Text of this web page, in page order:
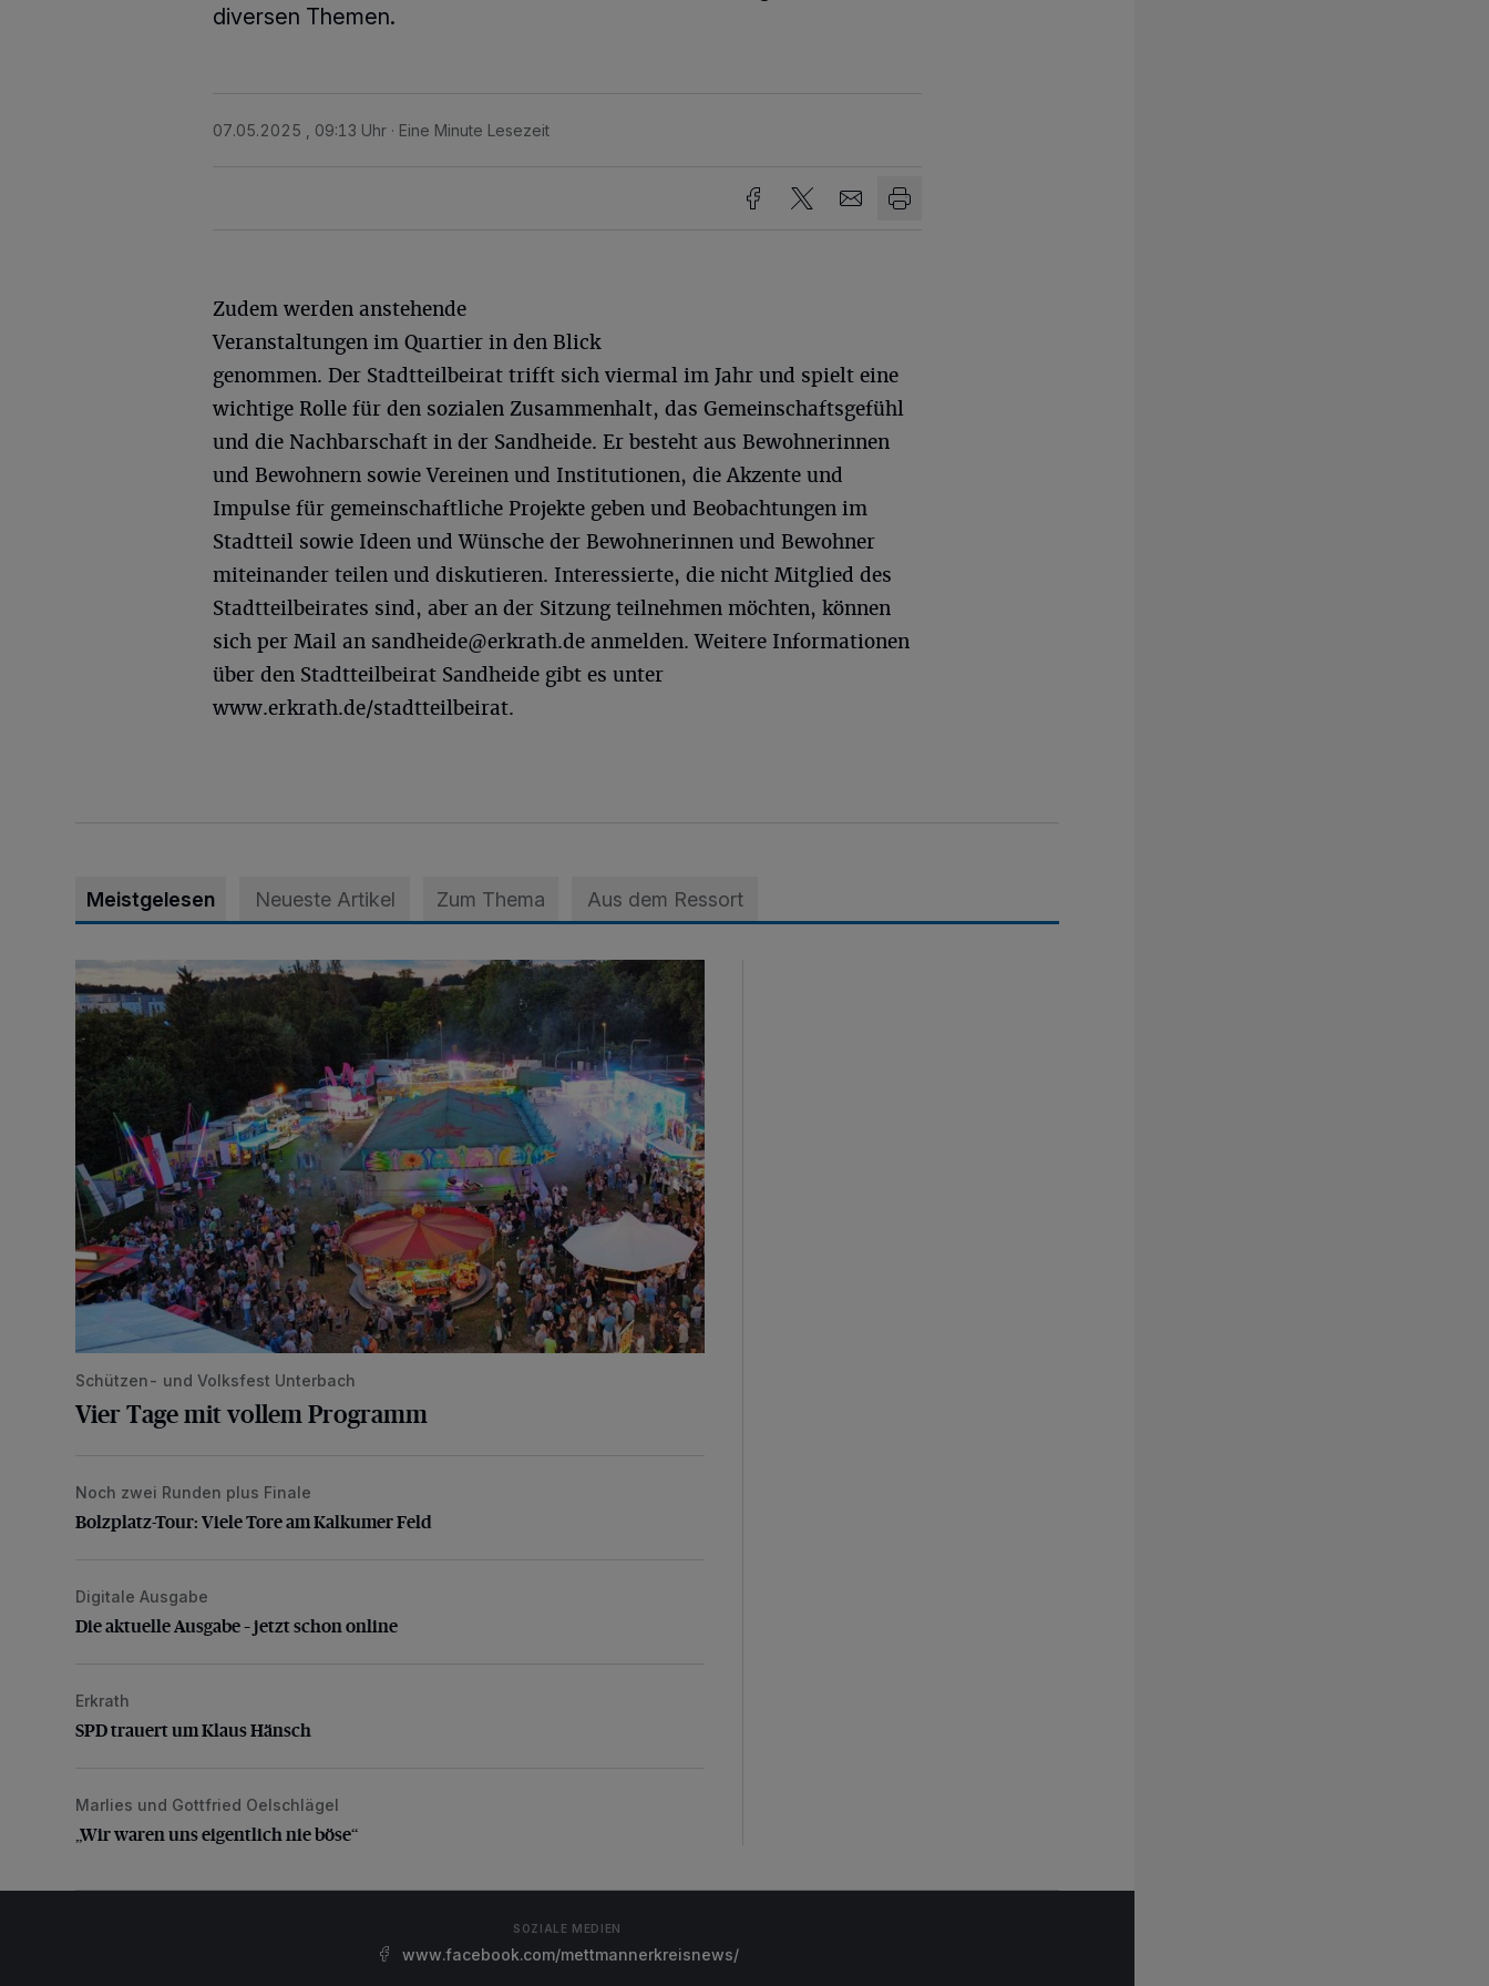
diversen Themen.
07.05.2025 , 09:13 Uhr Eine Minute Lesezeit
Zudem werden anstehende
Veranstaltungen im Quartier in den Blick
genommen. Der Stadtteilbeirat trifft sich viermal im Jahr und spielt eine
wichtige Rolle für den sozialen Zusammenhalt, das Gemeinschaftsgefühl
und die Nachbarschaft in der Sandheide. Er besteht aus Bewohnerinnen
und Bewohnern sowie Vereinen und Institutionen, die Akzente und
Impulse für gemeinschaftliche Projekte geben und Beobachtungen im
Stadtteil sowie Ideen und Wünsche der Bewohnerinnen und Bewohner
miteinander teilen und diskutieren. Interessierte, die nicht Mitglied des
Stadtteilbeirates sind, aber an der Sitzung teilnehmen möchten, können
sich per Mail an sandheide@erkrath.de anmelden. Weitere Informationen
über den Stadtteilbeirat Sandheide gibt es unter
www.erkrath.de/stadtteilbeirat.
Meistgelesen Neueste Artikel Zum Thema Aus dem Ressort
Vier Tage mit vollem Programm
Schützen- und Volksfest Unterbach
Vier Tage mit vollem Programm
Bolzplatz-Tour: Viele Tore am Kalkumer Feld
Noch zwei Runden plus Finale
Bolzplatz-Tour: Viele Tore am Kalkumer Feld
Die aktuelle Ausgabe – jetzt schon online
Digitale Ausgabe
Die aktuelle Ausgabe – jetzt schon online
SPD trauert um Klaus Hänsch
Erkrath
SPD trauert um Klaus Hänsch
„Wir waren uns eigentlich nie böse“
Marlies und Gottfried Oelschlägel
„Wir waren uns eigentlich nie böse“
SOZIALE MEDIEN
www.facebook.com/mettmannerkreisnews/